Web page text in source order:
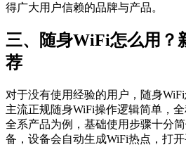
得广大用户信赖的品牌与产品。
三、随身WiFi怎么用？
荐
对于没有使用经验的用户，随身
主流正规随身WiFi操作逻辑简单，
全系产品为例，基础使用步骤十分
备，设备会自动生成WiFi热点，打